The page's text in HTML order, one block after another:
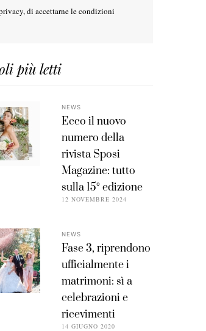
, di accettarne le condizioni
più letti
NEWS
Ecco il nuovo
numero della
rivista Sposi
Magazine: tutto
sulla 15° edizione
12 NOVEMBRE 2024
NEWS
Fase 3, riprendono
ufficialmente i
matrimoni: sì a
celebrazioni e
ricevimenti
14 GIUGNO 2020